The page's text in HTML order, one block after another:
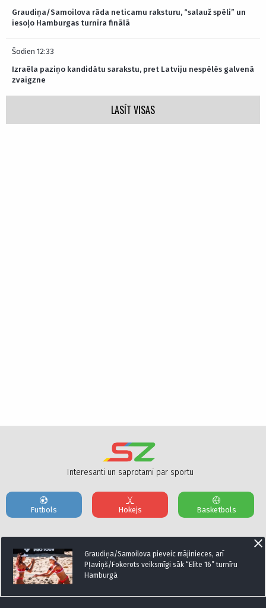
Graudiņa/Samoilova rāda neticamu raksturu, “salauž spēli” un
iesoļo Hamburgas turnīra finālā
Šodien 12:33
Izraēla paziņo kandidātu sarakstu, pret Latviju nespēlēs galvenā
zvaigzne
LASĪT VISAS
Graudiņa/Samoilova pieveic mājinieces, arī
Pļaviņš/Fokerots veiksmīgi sāk “Elite 16” turnīru
Hamburgā
Interesanti un saprotami par sportu
Futbols Hokejs Basketbols
Par mums Reklāmas Parametri Kontakti
Seko mums: